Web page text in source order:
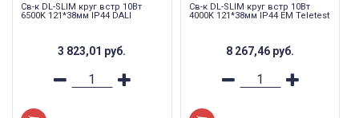
Св-к DL-SLIM круг встр 10Вт
6500K 121*38мм IP44 DALI
3 823,01 руб.
Св-к DL-SLIM круг встр 10Вт
4000K 121*38мм IP44 EM Teletest
8 267,46 руб.